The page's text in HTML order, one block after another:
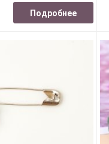
Подробнее